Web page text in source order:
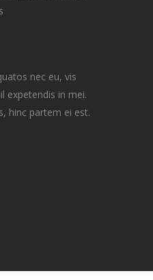
nec eu, vis
expetendis in mei.
hinc partem ei est.